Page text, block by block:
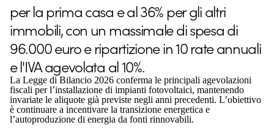
per la prima casa e al 36% per gli altri
immobili, con un massimale di spesa di
96.000 euro e ripartizione in 10 rate annuali
e l'IVA agevolata al 10%.
La Legge di Bilancio 2026 conferma le principali agevolazioni
fiscali per l’installazione di impianti fotovoltaici, mantenendo
invariate le aliquote già previste negli anni precedenti. L’obiettivo
è continuare a incentivare la transizione energetica e
l’autoproduzione di energia da fonti rinnovabili.